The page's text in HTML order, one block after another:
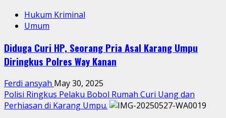
Hukum Kriminal
Umum
Diduga Curi HP, Seorang Pria Asal Karang Umpu
Diringkus Polres Way Kanan
Ferdi ansyah May 30, 2025
Polisi Ringkus Pelaku Bobol Rumah Curi Uang dan
Perhiasan di Karang Umpu.